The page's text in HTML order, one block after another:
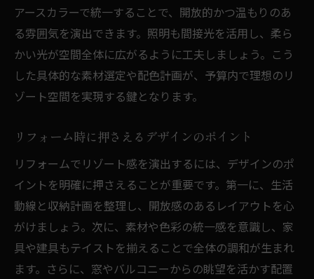
アースカラーで統一することで、開放的かつ温もりのあ
る雰囲気を演出できます。照明も間接光を活用し、柔ら
かい光が空間全体に広がるように工夫しましょう。こう
した具体的な素材選定や配色計画が、予算内で理想のリ
ゾート空間を実現する鍵となります。
リフォーム時に押さえるデザインのポイント
リフォームでリゾート感を演出するには、デザインのポ
イントを明確に押さえることが重要です。第一に、生活
動線と収納計画を整理し、開放感のあるレイアウトを心
がけましょう。次に、素材や色彩の統一感を意識し、家
具や建具もテイストを揃えることで全体の調和が生まれ
ます。さらに、窓やバルコニーからの眺望を活かす配置